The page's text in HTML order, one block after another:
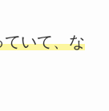
ていて、な